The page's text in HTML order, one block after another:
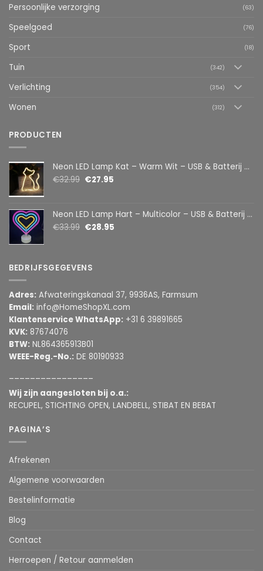
Persoonlijke verzorging (63)
Speelgoed (76)
Sport (18)
Tuin (342)
Verlichting (354)
Wonen (312)
PRODUCTEN
Neon LED Lamp Kat – Warm Wit – USB & Batterij – Decoratieve Tafellamp voor Kinderkamer – 28,5 x 24,5 cm
€32.99 €27.95
Neon LED Lamp Hart – Multicolor – USB & Batterij – Hartvormige Sfeerlamp – Kinderkamer & Slaapkamer – 25,2 x 23 cm
€33.99 €28.95
BEDRIJFSGEGEVENS
Adres: Afwateringskanaal 37, 9936AS, Farmsum
Email: info@HomeShopXL.com
Klantenservice WhatsApp: +31 6 39891665
KVK: 87674076
BTW: NL864365913B01
WEEE-Reg.-No.: DE 80190933
Wij zijn aangesloten bij o.a.:
RECUPEL, STICHTING OPEN, LANDBELL, STIBAT EN BEBAT
PAGINA’S
Afrekenen
Algemene voorwaarden
Bestelinformatie
Blog
Contact
Herroepen / Retour aanmelden